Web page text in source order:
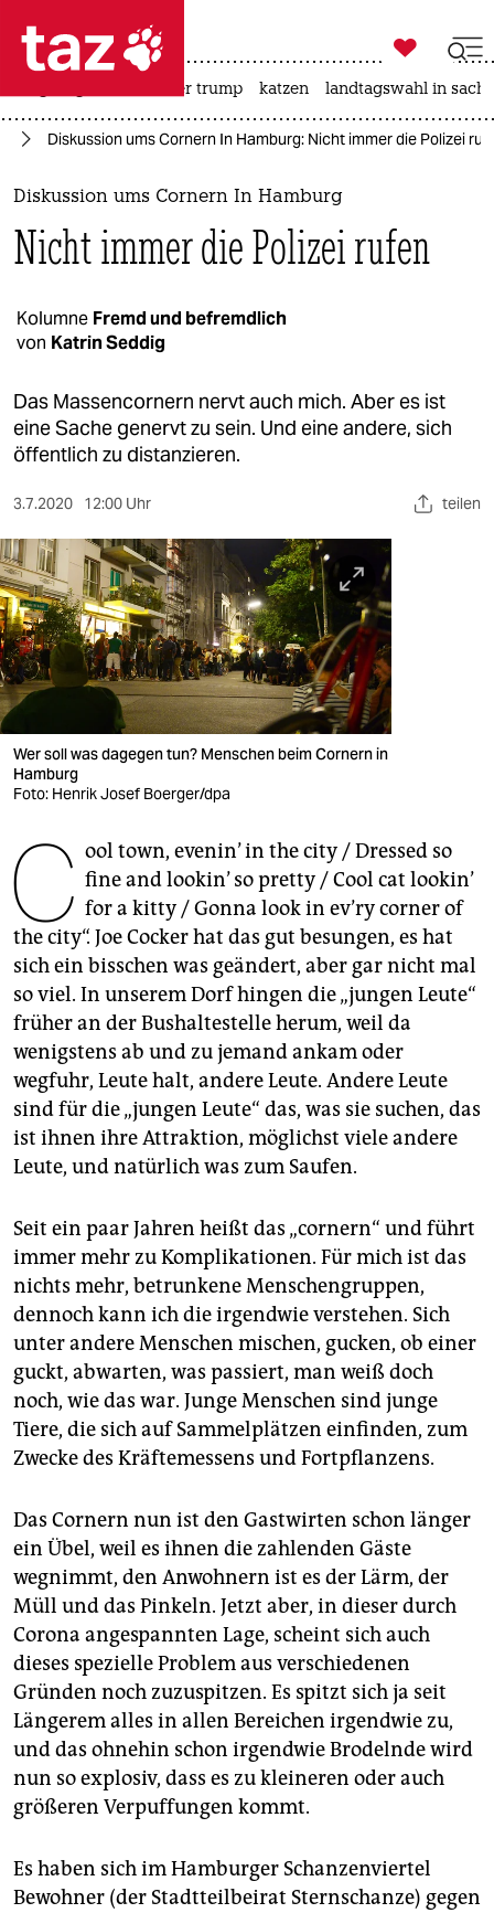
 taz zahl ich
taz zahl ich
themen
politik
gesellschaft
kultur
sport
berlin
nord
wahrheit
verlag
verlag
veranstaltungen
shop
unterstützen
abo
genossenschaft
epaper login

taz zahl ich
usa unter trump katzen landtagswahl in
Diskussion ums Cornern In Hamburg: Nicht immer die Polizei
Diskussion ums Cornern In Hamburg
Nicht immer die Polizei rufen
Kolumne Fremd und befremdlich
von Katrin Seddig
Das Massencornern nervt auch mich. Aber es ist
eine Sache genervt zu sein. Und eine andere, sich
öffentlich zu distanzieren.
3.7.2020 12:00 Uhr teilen
Wer soll was dagegen tun? Menschen beim Cornern in
Hamburg
Foto: Henrik Josef Boerger/dpa
C ool town, evenin’ in the city / Dressed so
fine and lookin’ so pretty / Cool cat lookin’
for a kitty / Gonna look in ev’ry corner of
the city“. Joe Cocker hat das gut besungen, es hat
sich ein bisschen was geändert, aber gar nicht mal
so viel. In unserem Dorf hingen die „jungen Leute“
früher an der Bushaltestelle herum, weil da
wenigstens ab und zu jemand ankam oder
wegfuhr, Leute halt, andere Leute. Andere Leute
sind für die „jungen Leute“ das, was sie suchen, das
ist ihnen ihre Attraktion, möglichst viele andere
Leute, und natürlich was zum Saufen.
Seit ein paar Jahren heißt das „cornern“ und führt
immer mehr zu Komplikationen. Für mich ist das
nichts mehr, betrunkene Menschengruppen,
dennoch kann ich die irgendwie verstehen. Sich
unter andere Menschen mischen, gucken, ob einer
guckt, abwarten, was passiert, man weiß doch
noch, wie das war. Junge Menschen sind junge
Tiere, die sich auf Sammelplätzen einfinden, zum
Zwecke des Kräftemessens und Fortpflanzens.
Das Cornern nun ist den Gastwirten schon länger
ein Übel, weil es ihnen die zahlenden Gäste
wegnimmt, den Anwohnern ist es der Lärm, der
Müll und das Pinkeln. Jetzt aber, in dieser durch
Corona angespannten Lage, scheint sich auch
dieses spezielle Problem aus verschiedenen
Gründen noch zuzuspitzen. Es spitzt sich ja seit
Längerem alles in allen Bereichen irgendwie zu,
und das ohnehin schon irgendwie Brodelnde wird
nun so explosiv, dass es zu kleineren oder auch
größeren Verpuffungen kommt.
Es haben sich im Hamburger Schanzenviertel
Bewohner (der Stadtteilbeirat Sternschanze) gegen